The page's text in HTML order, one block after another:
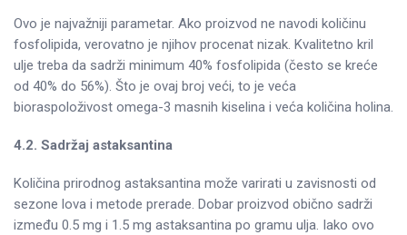
Ovo je najvažniji parametar. Ako proizvod ne navodi količinu
fosfolipida, verovatno je njihov procenat nizak. Kvalitetno kril
ulje treba da sadrži minimum 40% fosfolipida (često se kreće
od 40% do 56%). Što je ovaj broj veći, to je veća
bioraspoloživost omega-3 masnih kiselina i veća količina holina.
4.2. Sadržaj astaksantina
Količina prirodnog astaksantina može varirati u zavisnosti od
sezone lova i metode prerade. Dobar proizvod obično sadrži
između 0.5 mg i 1.5 mg astaksantina po gramu ulja. Iako ovo